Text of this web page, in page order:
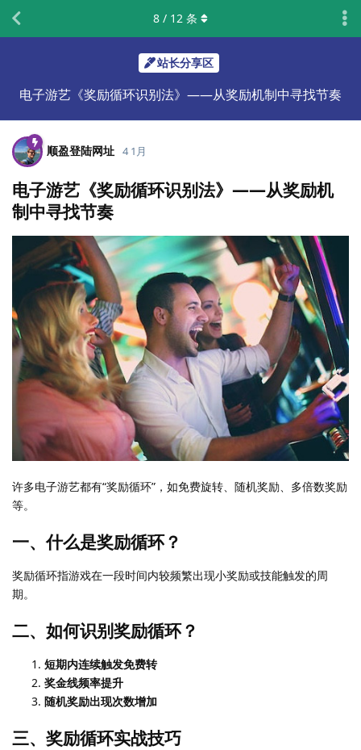
站长分享区
电子游艺《奖励循环识别法》——从奖励机制中寻找节奏
8 / 12 条
顺盈登陆网址 4 1月
电子游艺《奖励循环识别法》——从奖励机
制中寻找节奏
许多电子游艺都有“奖励循环”，如免费旋转、随机奖励、多倍数奖励
等。
一、什么是奖励循环？
奖励循环指游戏在一段时间内较频繁出现小奖励或技能触发的周
期。
二、如何识别奖励循环？
短期内连续触发免费转
奖金线频率提升
随机奖励出现次数增加
三、奖励循环实战技巧